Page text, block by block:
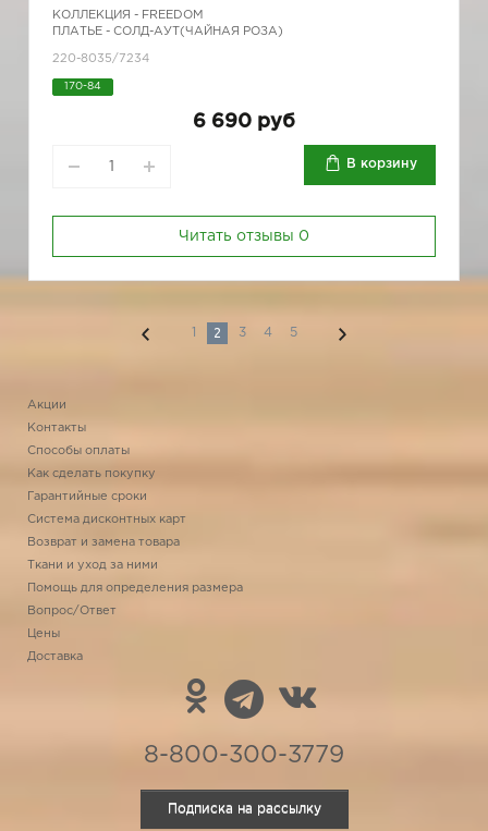
КОЛЛЕКЦИЯ - FREEDOM
ПЛАТЬЕ - СОЛД-АУТ(ЧАЙНАЯ РОЗА)
220-8035/7234
170-84
6 690 руб
В корзину
Читать отзывы 0
1 2 3 4 5
Акции
Контакты
Способы оплаты
Как сделать покупку
Гарантийные сроки
Система дисконтных карт
Возврат и замена товара
Ткани и уход за ними
Помощь для определения размера
Вопрос/Ответ
Цены
Доставка
8-800-300-3779
Подписка на рассылку